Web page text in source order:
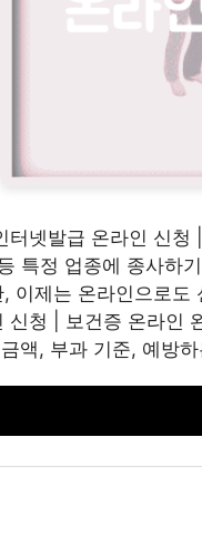
터넷발급 온라인 신
특정 업종에 종사하
이제는 온라인으로
신청 | 보건증 온라인
액, 부과 기준, 예방